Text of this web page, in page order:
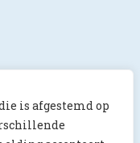
is afgestemd op